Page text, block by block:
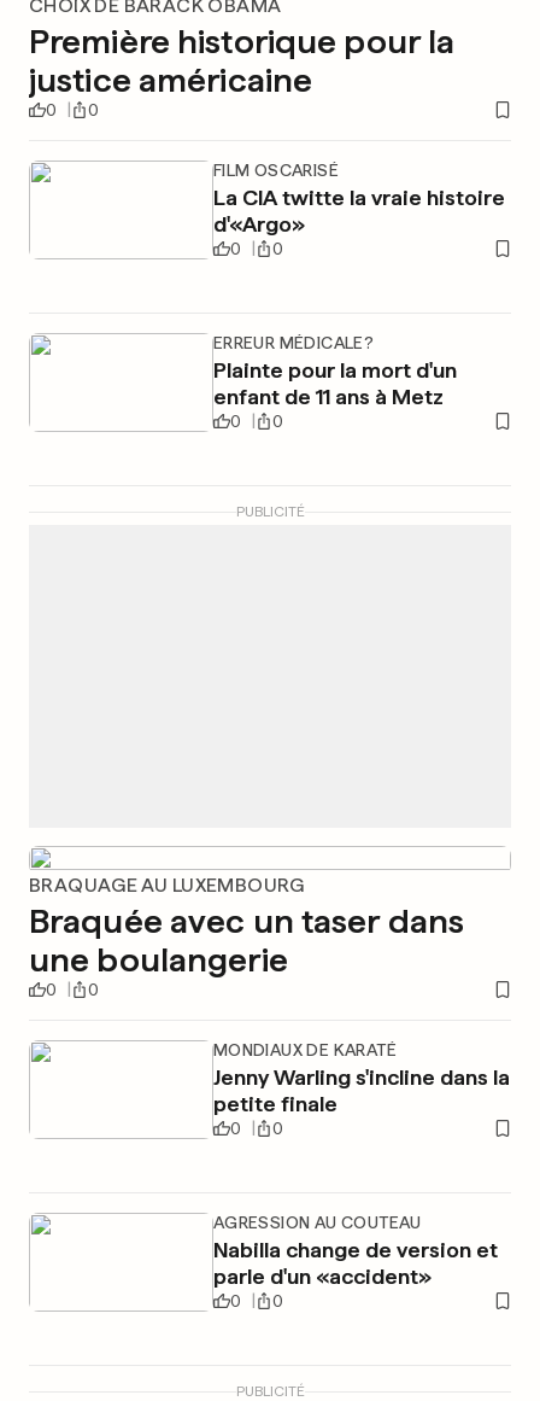
CHOIX DE BARACK OBAMA
Première historique pour la
justice américaine
0 0
FILM OSCARISÉ
La CIA twitte la vraie histoire
d'«Argo»
0 0
ERREUR MÉDICALE?
Plainte pour la mort d'un
enfant de 11 ans à Metz
0 0
PUBLICITÉ
BRAQUAGE AU LUXEMBOURG
Braquée avec un taser dans
une boulangerie
0 0
MONDIAUX DE KARATÉ
Jenny Warling s'incline dans la
petite finale
0 0
AGRESSION AU COUTEAU
Nabilla change de version et
parle d'un «accident»
0 0
PUBLICITÉ